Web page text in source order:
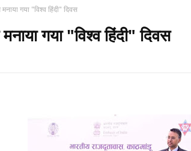
गया "विश्व हिंदी" दिवस
गया "विश्व हिंदी" दिवस